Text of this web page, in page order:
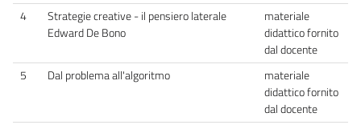
4
Strategie creative - il pensiero laterale
Edward De Bono
materiale
didattico fornito
dal docente
5
Dal problema all'algoritmo
materiale
didattico fornito
dal docente